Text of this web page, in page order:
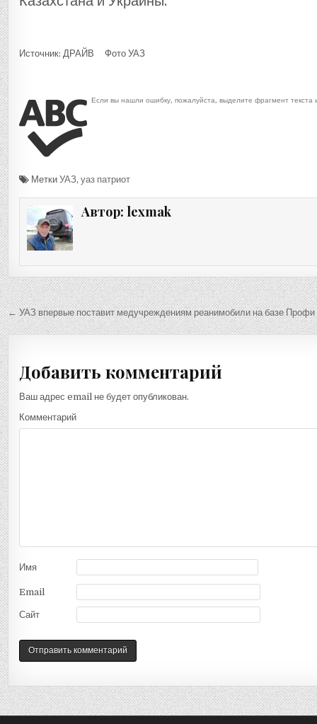
Источник: ДРАЙВ Фото УАЗ
Если вы нашли ошибку, пожалуйста, выделите фрагмент
МеткиУАЗ,уаз патриот
Автор: lexmak
Навигация
по
записям
← УАЗ впервые поставит медучреждениям реанимобили на базе Профи
Добавить комментарий
Ваш адрес email не будет опубликован.
Комментарий
Имя
Email
Сайт